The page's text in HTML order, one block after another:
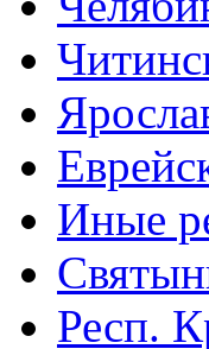
Иные
Респ.